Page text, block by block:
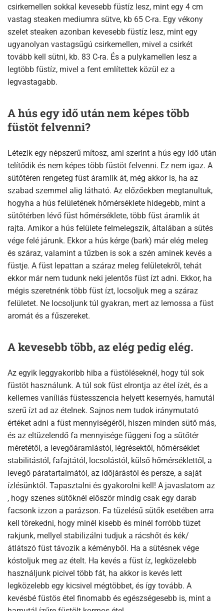
csirkemellen sokkal kevesebb füstíz lesz, mint egy 4 cm
vastag steaken mediumra sütve, kb 65 C-ra. Egy vékony
szelet steaken azonban kevesebb füstíz lesz, mint egy
ugyanolyan vastagsűgú csirkemellen, mivel a csirkét
tovább kell sütni, kb. 83 C-ra. És a pulykamellen lesz a
legtöbb füstíz, mivel a fent említettek közül ez a
legvastagabb.
A hús egy idő után nem képes több
füstöt felvenni?
Létezik egy népszerű mítosz, ami szerint a hús egy idő után
telítődik és nem képes több füstöt felvenni. Ez nem igaz. A
sütőtéren rengeteg füst áramlik át, még akkor is, ha az
szabad szemmel alig látható. Az előzőekben megtanultuk,
hogyha a hús felületének hőmérséklete hidegebb, mint a
sütőtérben lévő füst hőmérséklete, több füst áramlik át
rajta. Amikor a hús felülete felmelegszik, általában a sütés
vége felé járunk. Ekkor a hús kérge (bark) már elég meleg
és száraz, valamint a tűzben is sok a szén aminek kevés a
füstje. A füst lepattan a száraz meleg felületekről, tehát
ekkor már nem tudunk neki jelentős füst ízt adni. Ekkor, ha
mégis szeretnénk több füst ízt, locsoljuk meg a száraz
felületet. Ne locsoljunk túl gyakran, mert az lemossa a füst
aromát és a fűszereket.
A kevesebb több, az elég pedig elég.
Az egyik leggyakoribb hiba a füstöléseknél, hogy túl sok
füstöt használunk. A túl sok füst elrontja az étel ízét, és a
kellemes vaníliás füstesszencia helyett kesernyés, hamutál
szerű ízt ad az ételnek. Sajnos nem tudok iránymutató
értéket adni a füst mennyiségéről, hiszen minden sütő más,
és az eltüzelendő fa mennyisége függeni fog a sütőtér
méretétől, a levegőáramlástól, légrésektől, hőmérséklet
stabilitástól, fafajtától, locsolástól, külső hőmérséklettől, a
levegő páratartalmától, az időjárástól és persze, a saját
ízlésünktől. Tapasztalni és gyakorolni kell! A javaslatom az
, hogy szenes sütőknél először mindig csak egy darab
facsonk izzon a parázson. Fa tüzelésű sütők esetében arra
kell törekedni, hogy minél kisebb és minél forróbb tüzet
rakjunk, mellyel stabilizálni tudjuk a rácshőt és kék/
átlátszó füst távozik a kéményből. Ha a sütésnek vége
kóstoljuk meg az ételt. Ha kevés a füst íz, legközelebb
használjunk picivel több fát, ha akkor is kevés lett
legközelebb egy kicsivel mégtöbbet, és így tovább. A
kevésbé füstös étel finomabb és egészségesebb is, mint a